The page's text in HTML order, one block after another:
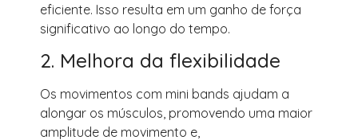
eficiente. Isso resulta em um ganho de força
significativo ao longo do tempo.
2. Melhora da flexibilidade
Os movimentos com mini bands ajudam a
alongar os músculos, promovendo uma maior
amplitude de movimento e,